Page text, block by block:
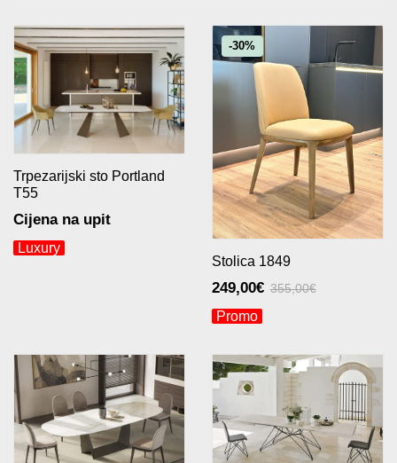
Trpezarijski sto Portland
T55
Cijena na upit
Luxury
-30%
Stolica 1849
355,00€
Originalna
je
bila:
355,00€.
249,00€
Trenutna
je:
249,00€.
Promo